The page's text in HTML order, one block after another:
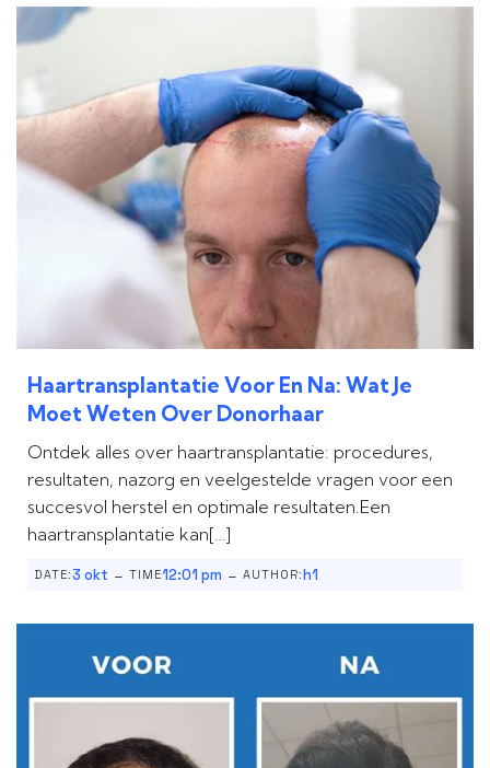
Haartransplantatie Voor En Na: Wat Je
Moet Weten Over Donorhaar
Ontdek alles over haartransplantatie: procedures,
resultaten, nazorg en veelgestelde vragen voor een
succesvol herstel en optimale resultaten.Een
haartransplantatie kan[…]
DATE:3 okt - TIME12:01 pm - AUTHOR:h1